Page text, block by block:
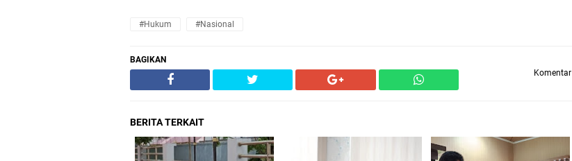
#Hukum #Nasional
BAGIKAN
Komentar
BERITA TERKAIT